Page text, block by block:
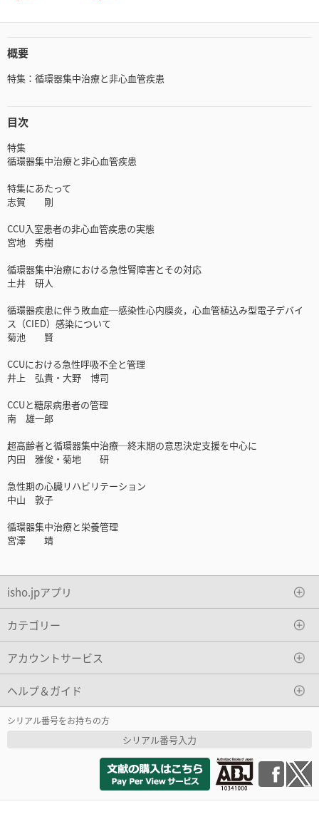
概要
特集：循環器集中治療と非心血管疾患
目次
特集
循環器集中治療と非心血管疾患
特集にあたって
志賀 剛
CCU入室患者の非心血管疾患の実態
宮地 秀樹
循環器集中治療における急性腎障害とその対応
土井 研人
循環器疾患に伴う敗血症─感染性心内膜炎，心血管植込み型電子デバイ
ス（CIED）感染について
菊池 賢
CCUにおける急性呼吸不全と管理
井上 弘貴・大野 博司
CCUと糖尿病患者の管理
南 雄一郎
超高齢者と循環器集中治療─終末期の意思決定支援を中心に
内田 雅俊・菊地 研
急性期の心臓リハビリテーション
中山 敦子
循環器集中治療と栄養管理
宮澤 靖
isho.jpアプリ
カテゴリー
アカウントサービス
ヘルプ＆ガイド
シリアル番号をお持ちの方
シリアル番号入力